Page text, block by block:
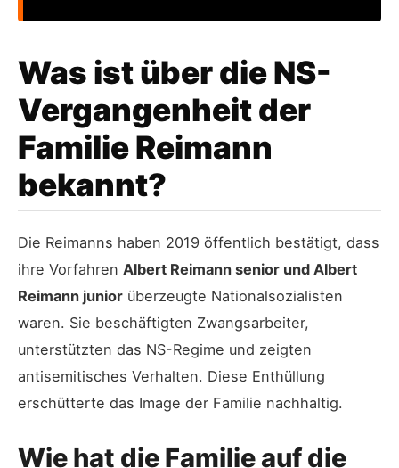
Was ist über die NS-
Vergangenheit der
Familie Reimann
bekannt?
Die Reimanns haben 2019 öffentlich bestätigt, dass
ihre Vorfahren Albert Reimann senior und Albert
Reimann junior überzeugte Nationalsozialisten
waren. Sie beschäftigten Zwangsarbeiter,
unterstützten das NS-Regime und zeigten
antisemitisches Verhalten. Diese Enthüllung
erschütterte das Image der Familie nachhaltig.
Wie hat die Familie auf die